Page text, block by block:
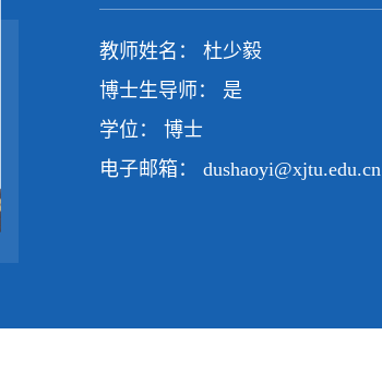
教师姓名： 杜少毅
博士生导师： 是
学位： 博士
电子邮箱： dushaoyi@xjtu.edu.cn